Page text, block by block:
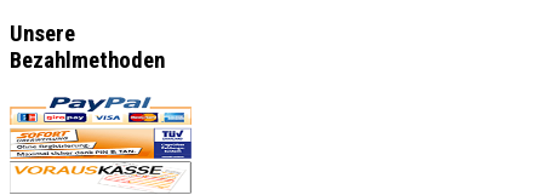
Unsere
Bezahlmethoden